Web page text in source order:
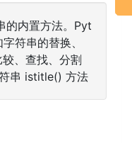
的内置方法。Pyt
符串的替换、
、查找、分割
串 istitle() 方法